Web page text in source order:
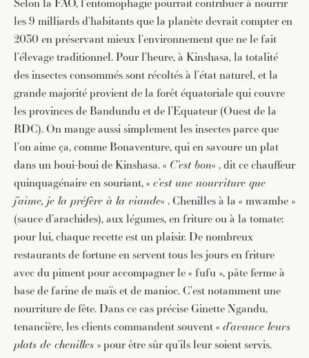
Selon la FAO, l’entomophagie pourrait contribuer à nourrir
les 9 milliards d’habitants que la planète devrait compter en
2030 en préservant mieux l’environnement que ne le fait
l’élevage traditionnel. Pour l’heure, à Kinshasa, la totalité
des insectes consommés sont récoltés à l’état naturel, et la
grande majorité provient de la forêt équatoriale qui couvre
les provinces de Bandundu et de l’Equateur (Ouest de la
RDC). On mange aussi simplement les insectes parce que
l’on aime ça, comme Bonaventure, qui en savoure un plat
dans un boui-boui de Kinshasa. « C’est bon« , dit ce chauffeur
quinquagénaire en souriant, « c’est une nourriture que
j’aime, je la préfère à la viande« . Chenilles à la « mwambe »
(sauce d’arachides), aux légumes, en friture ou à la tomate:
pour lui, chaque recette est un plaisir. De nombreux
restaurants de fortune en servent tous les jours en friture
avec du piment pour accompagner le « fufu », pâte ferme à
base de farine de maïs et de manioc. C’est notamment une
nourriture de fête. Dans ce cas précise Ginette Ngandu,
tenancière, les clients commandent souvent « d’avance leurs
plats de chenilles » pour être sûr qu’ils leur soient servis.
JE M'INSCRIS À LA NEWSLETTER
Pour recevoir toutes les deux semaines notre lettre
d’info avec une sélection d’articles …